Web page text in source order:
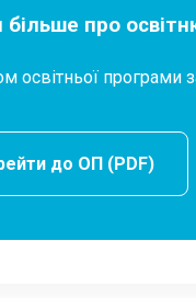
більше про
освітньої програми
до ОП (PDF)